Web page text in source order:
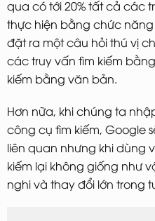
qua có tới 20% tất cả các
thực hiện bằng chức năng
đặt ra một câu hỏi thú vị
các truy vấn tìm kiếm
kiếm bằng văn bản.
Hơn nữa, khi chúng ta
công cụ tìm kiếm, Google
liên quan nhưng khi dùng
kiếm lại không giống như
nghi và thay đổi lớn trong